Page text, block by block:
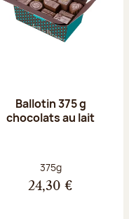
Ballotin 375 g
chocolats au lait
Poids net :
375g
24,30 €